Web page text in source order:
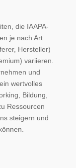
die IAAPA-
je nach Art
Hersteller)
variieren.
und
wertvolles
Bildung,
Ressourcen
steigern und